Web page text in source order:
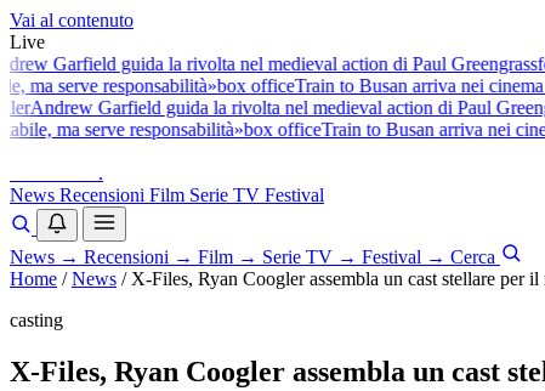
Vai al contenuto
Live
Garfield guida la rivolta nel medieval action di Paul Greengrass
ma serve responsabilità»box officeTrain to Busan arriva nei cinema
Andrew Garfield guida la rivolta nel medieval action di Paul
ma serve responsabilità»box officeTrain to Busan arriva nei
.
News Recensioni Film Serie TV Festival
News → Recensioni → Film → Serie TV → Festival → Cerca
Home / News / X-Files, Ryan Coogler assembla un cast stellare per
casting
X-Files, Ryan Coogler assembla un cast